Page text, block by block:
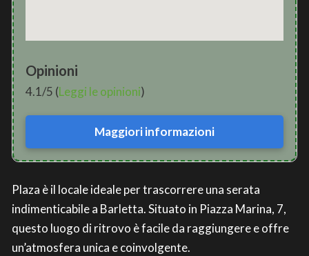
Opinioni
4.1/5 (Leggi le opinioni)
Maggiori informazioni
Plaza è il locale ideale per trascorrere una serata
indimenticabile a Barletta. Situato in Piazza Marina, 7,
questo luogo di ritrovo è facile da raggiungere e offre
un’atmosfera unica e coinvolgente.